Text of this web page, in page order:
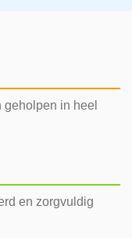
in heel
en zorgvuldig